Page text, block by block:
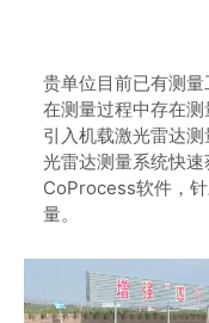
贵单位目前已有测
在测量过程中存在
引入机载激光雷达
光雷达测量系统快
CoProcess软件，
量。